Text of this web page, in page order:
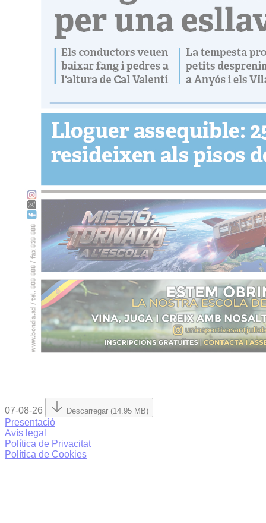
07-08-26 Descarregar (14.95 MB)
Presentació
Avís legal
Política de Privacitat
Política de Cookies